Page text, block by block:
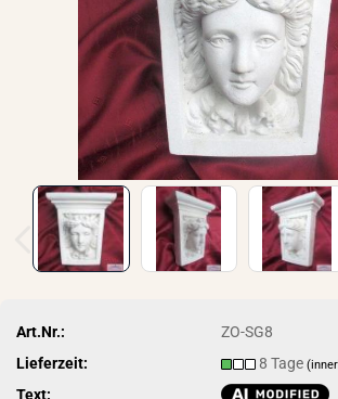
Art.Nr.:
ZO-SG8
Lieferzeit:
8 Tage
Text: